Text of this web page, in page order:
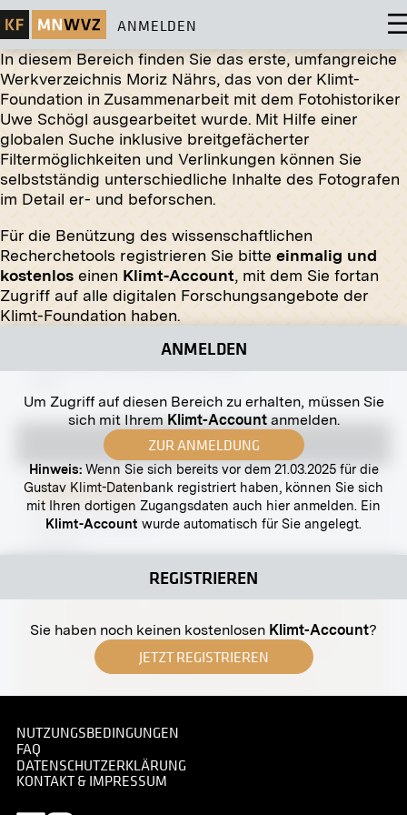
ANMELDEN
In diesem Bereich finden Sie das erste, umfangreiche
Werkverzeichnis Moriz Nährs, das von der Klimt-
Foundation in Zusammenarbeit mit dem Fotohistoriker
Uwe Schögl ausgearbeitet wurde. Mit Hilfe einer
globalen Suche inklusive breitgefächerter
Filtermöglichkeiten und Verlinkungen können Sie
selbstständig unterschiedliche Inhalte des Fotografen
im Detail er- und beforschen.
Für die Benützung des wissenschaftlichen
Recherchetools registrieren Sie bitte einmalig und
kostenlos einen Klimt-Account, mit dem Sie fortan
Zugriff auf alle digitalen Forschungsangebote der
Klimt-Foundation haben.
ANMELDEN
Um Zugriff auf diesen Bereich zu erhalten, müssen Sie
sich mit Ihrem Klimt-Accountanmelden.
ZUR ANMELDUNG
Hinweis:Wenn Sie sich bereits vor dem 21.03.2025 für die
Gustav Klimt-Datenbank registriert haben, können Sie sich
mit Ihren dortigen Zugangsdaten auch hier anmelden. Ein
Klimt-Account wurde automatisch für Sie angelegt.
REGISTRIEREN
Sie haben noch keinen kostenlosen Klimt-Account?
JETZT REGISTRIEREN
Original-Negativ MN A 87
Hochwasser der Wien 1897
31.07.1897-04.08.1897
»Landschaft« von Gustav Schütt
Januar 1913 - Februar 1913
Original-Negativ MN R 3
»Hirte und Herde«
Abzug
Grab J.B. von Lampi auf dem Währinger Friedhof,
Wien
NUTZUNGSBEDINGUNGEN
FAQ
DATENSCHUTZERKLÄRUNG
KONTAKT & IMPRESSUM